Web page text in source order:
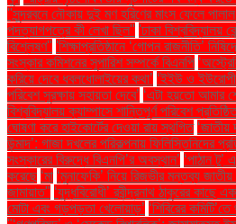
''সুন্দরবনে নৌকায় দুই মণ হরিণের মাংস ফেলে পালাল
পদত্যাগপত্রে কী লেখা ছিল'' 'ঢাকা বিশ্ববিদ্যালয়
বিশ্লেষণ'' 'শিক্ষাপ্রতিষ্ঠানে ‘গোপন রাজনীতি’
সংস্কার কমিশনের সুপারিশ সম্পর্কে বিএনপি
করিয়ে দেবে ধবলধোলাইয়ের কথা’ ‘ইইউ ও
পরিবেশ সুরক্ষায় সহায়তা দেবে’ ‘এটা হয়তো আমার
বিশ্ববিদ্যালয় ক্যাম্পাসে শান্তিপূর্ণ পরিবেশ
ঘোষণা করে হাইকোর্টের দেওয়া রায় স্থগিত ‘জাতীয়
উন্মাদ’: গাজা দখলের পরিকল্পনায় ফিলিস্তিনিদের
সংস্কারের বিরুদ্ধে বিএনপি’র অবস্থান’ ‘পাঠান
করেছে ‘মা ‘মুনাফেকি’ নিয়ে রিজভীর মন্তব্য
জামায়াত" ‘যুদ্ধবিরোধী’ রবীন্দ্রনাথ ঠাকুরের কাছে
মোটা এবং গড়পড়তা খেলোয়াড়’ ‘শিবিরের